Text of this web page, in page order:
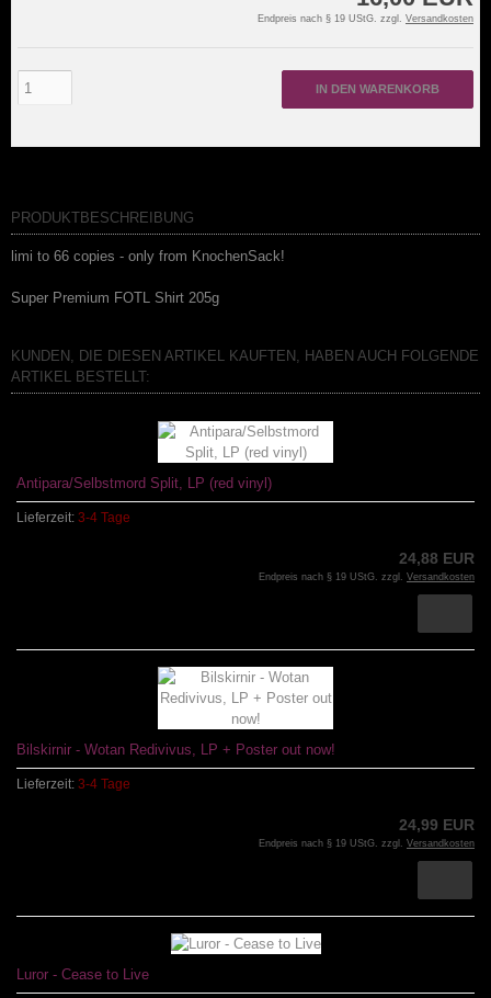
Endpreis nach § 19 UStG. zzgl. Versandkosten
IN DEN WARENKORB
PRODUKTBESCHREIBUNG
limi to 66 copies - only from KnochenSack!
Super Premium FOTL Shirt 205g
KUNDEN, DIE DIESEN ARTIKEL KAUFTEN, HABEN AUCH FOLGENDE
ARTIKEL BESTELLT:
Antipara/Selbstmord Split, LP (red vinyl)
Lieferzeit: 3-4 Tage
24,88 EUR
Endpreis nach § 19 UStG. zzgl. Versandkosten
Bilskirnir - Wotan Redivivus, LP + Poster out now!
Lieferzeit: 3-4 Tage
24,99 EUR
Endpreis nach § 19 UStG. zzgl. Versandkosten
Luror - Cease to Live